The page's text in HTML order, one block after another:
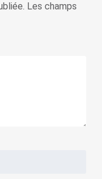
Les champs